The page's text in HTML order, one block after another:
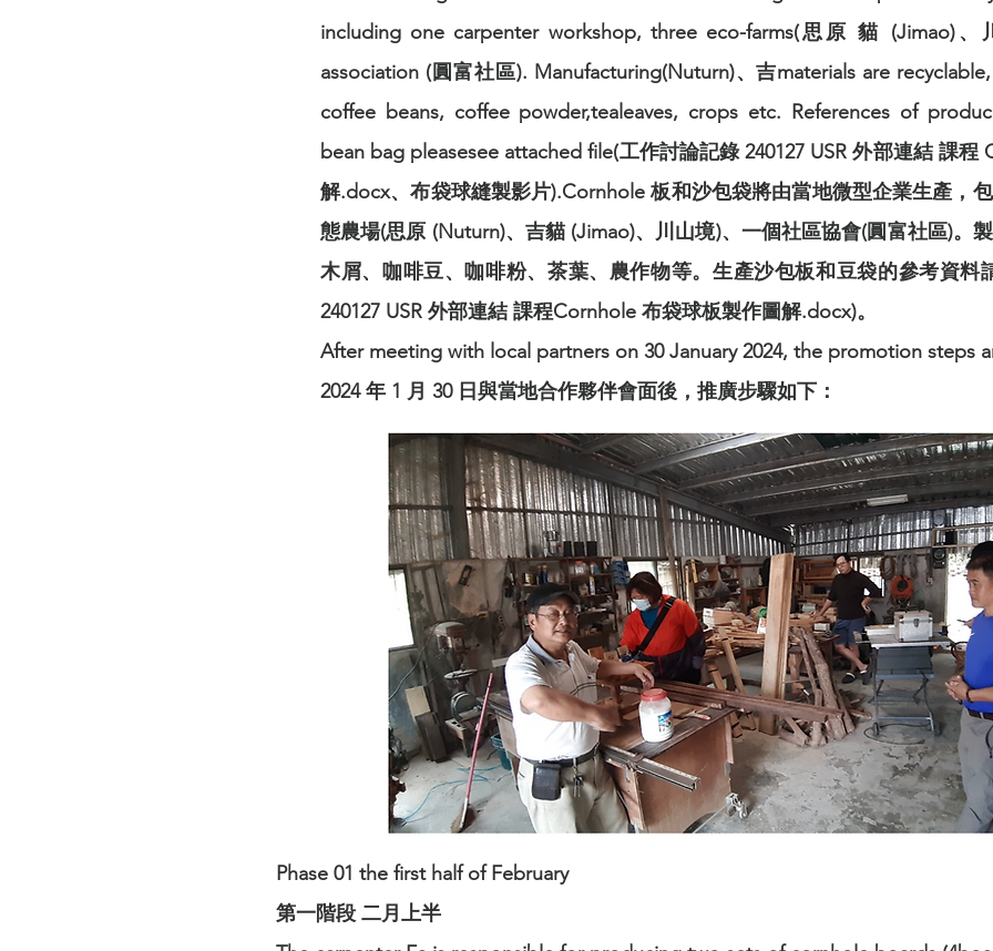
including one carpenter workshop, three eco-farms(思原 貓 (Jimao)
association (圓富社區). Manufacturing(Nuturn)、吉materials are
coffee beans, coffee powder,tealeaves, crops etc. References of
bean bag pleasesee attached file(工作討論記錄 240127 USR 外部連結 課
解.docx、布袋球縫製影片).Cornhole 板和沙包袋將由當地微型企業生產，
態農場(思原 (Nuturn)、吉貓 (Jimao)、川山境)、一個社區協會(圓富社區)。
木屑、咖啡豆、咖啡粉、茶葉、農作物等。生產沙包板和豆袋的參考資料
240127 USR 外部連結 課程Cornhole 布袋球板製作圖解.docx)。
After meeting with local partners on 30 January 2024, the promotion steps
2024 年 1 月 30 日與當地合作夥伴會面後，推廣步驟如下：
Phase 01 the first half of February
第一階段 二月上半